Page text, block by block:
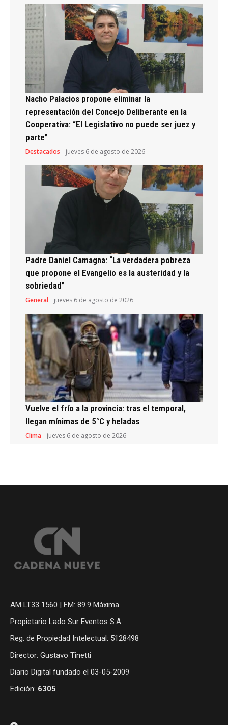
Nacho Palacios propone eliminar la
representación del Concejo Deliberante en la
Cooperativa: “El Legislativo no puede ser juez y
parte”
Destacados jueves 6 de agosto de 2026
Padre Daniel Camagna: “La verdadera pobreza
que propone el Evangelio es la austeridad y la
sobriedad”
General jueves 6 de agosto de 2026
Vuelve el frío a la provincia: tras el temporal,
llegan mínimas de 5°C y heladas
Clima jueves 6 de agosto de 2026
AM LT33 1560 | FM: 89.9 Máxima
Propietario Lado Sur Eventos S.A
Reg. de Propiedad Intelectual: 5128498
Director: Gustavo Tinetti
Diario Digital fundado el 03-05-2009
Edición: 6305